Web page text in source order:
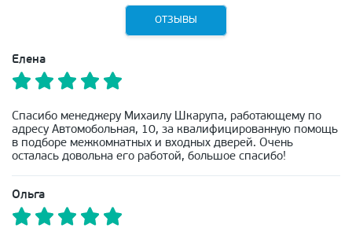
ОТЗЫВЫ
Елена
Спасибо менеджеру Михаилу Шкарупа, работающему по
адресу Автомобольная, 10, за квалифицированную помощь
в подборе межкомнатных и входных дверей. Очень
осталась довольна его работой, большое спасибо!
Ольга